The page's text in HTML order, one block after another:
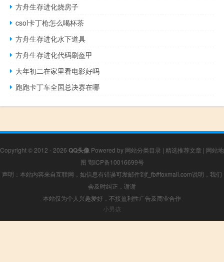
方舟生存进化烧房子
csol卡丁枪怎么喝杯茶
方舟生存进化水下道具
方舟生存进化代码刷盔甲
大年初二在家里看电影好吗
跑跑卡丁车全国总决赛在哪
Copyright © 2012 - 2026 QQ头像 Powered by 网站分类目录 | 精选推荐文章 | 网站地
图 鄂ICP备10016699号
声明：本站内容来自互联网，如信息有错误可发邮件到f_fb#foxmail.com说明，我们
会及时纠正，谢谢
本站仅为个人兴趣爱好，不接盈利性广告及商业合作
小男孩